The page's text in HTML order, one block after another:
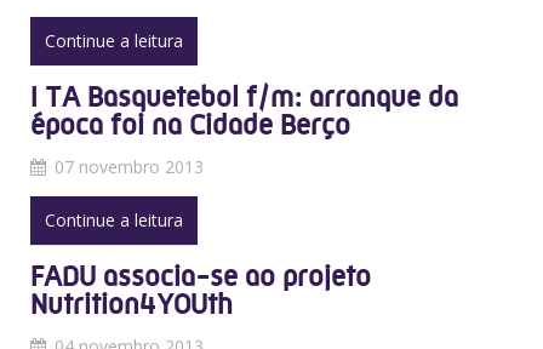
Continue a leitura
I TA Basquetebol f/m: arranque da
época foi na Cidade Berço
07 novembro 2013
Continue a leitura
FADU associa-se ao projeto
Nutrition4YOUth